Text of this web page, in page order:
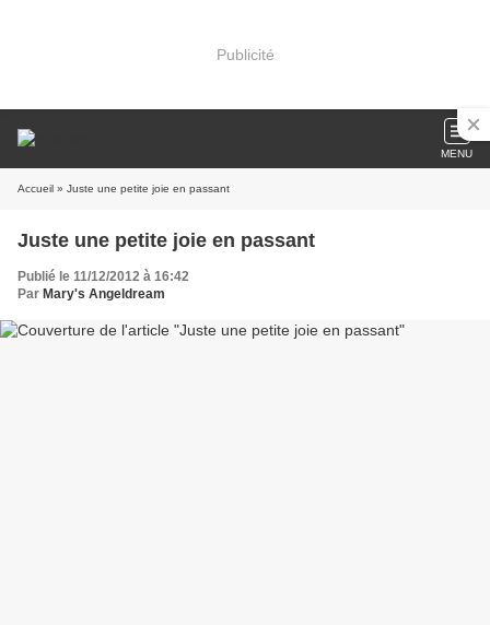
Publicité
MENU
Accueil » Juste une petite joie en passant
Juste une petite joie en passant
Publié le 11/12/2012 à 16:42
Par Mary's Angeldream